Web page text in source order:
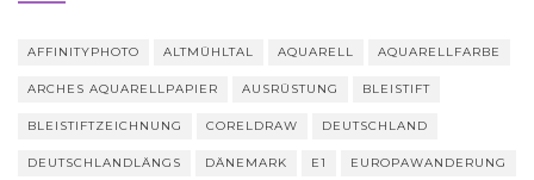
AFFINITYPHOTO ALTMÜHLTAL AQUARELL AQUARELLFARBE
ARCHES AQUARELLPAPIER AUSRÜSTUNG BLEISTIFT
BLEISTIFTZEICHNUNG CORELDRAW DEUTSCHLAND
DEUTSCHLANDLÄNGS DÄNEMARK E1 EUROPAWANDERUNG